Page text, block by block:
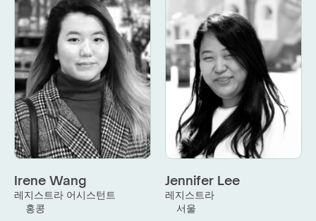
Irene Wang
레지스트라 어시스턴트
홍콩
Jennifer Lee
레지스트라
서울